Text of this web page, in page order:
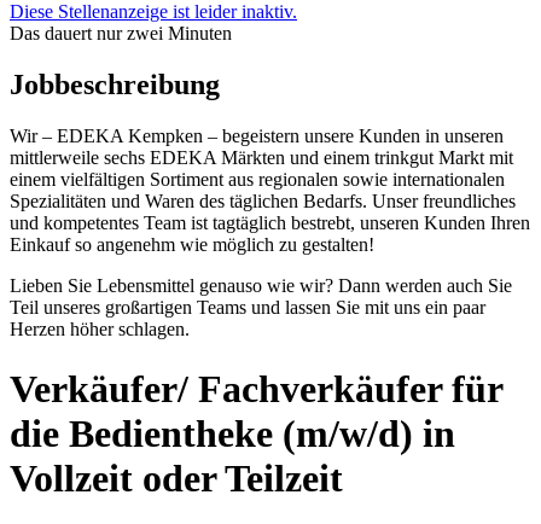
Diese Stellenanzeige ist leider inaktiv.
Das dauert nur zwei Minuten
Jobbeschreibung
Wir – EDEKA Kempken – begeistern unsere Kunden in unseren
mittlerweile sechs EDEKA Märkten und einem trinkgut Markt mit
einem vielfältigen Sortiment aus regionalen sowie internationalen
Spezialitäten und Waren des täglichen Bedarfs. Unser freundliches
und kompetentes Team ist tagtäglich bestrebt, unseren Kunden Ihren
Einkauf so angenehm wie möglich zu gestalten!
Lieben Sie Lebensmittel genauso wie wir? Dann werden auch Sie
Teil unseres großartigen Teams und lassen Sie mit uns ein paar
Herzen höher schlagen.
Verkäufer/ Fachverkäufer für
die Bedientheke (m/w/d) in
Vollzeit oder Teilzeit